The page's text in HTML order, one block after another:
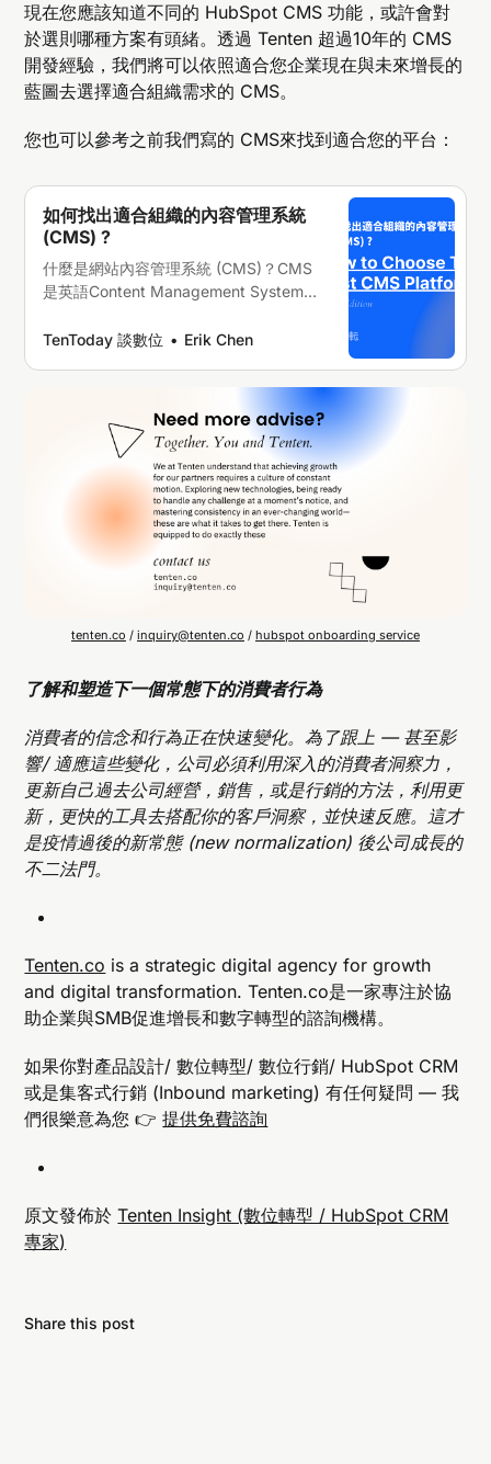
現在您應該知道不同的 HubSpot CMS 功能，或許會對
於選則哪種方案有頭緒。透過 Tenten 超過10年的 CMS
開發經驗，我們將可以依照適合您企業現在與未來增長的
藍圖去選擇適合組織需求的 CMS。
您也可以參考之前我們寫的 CMS來找到適合您的平台：
如何找出適合組織的內容管理系統
(CMS) ?
什麼是網站內容管理系統 (CMS)？CMS
是英語Content Management System的
統，顧名思義，它主要是為了方便發布網
CMS系統中的功能可以為內容經理和活
TenToday 談數位 Erik Chen
tenten.co / inquiry@tenten.co / hubspot onboarding service
了解和塑造下一個常態下的消費者行為
消費者的信念和行為正在快速變化。為了跟上 — 甚至影
響/ 適應這些變化，公司必須利用深入的消費者洞察力，
更新自己過去公司經營，銷售，或是行銷的方法，利用更
新，更快的工具去搭配你的客戶洞察，並快速反應。這才
是疫情過後的新常態 (new normalization) 後公司成長的
不二法門。
Tenten.co is a strategic digital agency for growth
and digital transformation. Tenten.co是一家專注於協
助企業與SMB促進增長和數字轉型的諮詢機構。
如果你對產品設計/ 數位轉型/ 數位行銷/ HubSpot CRM
或是集客式行銷 (Inbound marketing) 有任何疑問 — 我
們很樂意為您 👉提供免費諮詢
原文發佈於Tenten Insight (數位轉型 / HubSpot CRM
專家)
Share this post